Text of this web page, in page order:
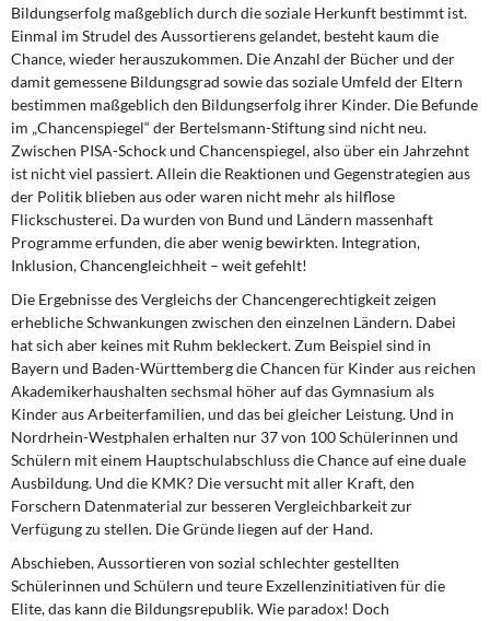
DIE LINKE
Weitere Themen
Memo-Gruppe
Institut Solidarische Moderne
Rosa-Luxemburg-Stiftung
Kontakt
Bildungserfolg maßgeblich durch die soziale Herkunft bestimmt ist.
Einmal im Strudel des Aussortierens gelandet, besteht kaum die
Chance, wieder herauszukommen. Die Anzahl der Bücher und der
damit gemessene Bildungsgrad sowie das soziale Umfeld der Eltern
bestimmen maßgeblich den Bildungserfolg ihrer Kinder. Die Befunde
im „Chancenspiegel“ der Bertelsmann-Stiftung sind nicht neu.
Zwischen PISA-Schock und Chancenspiegel, also über ein Jahrzehnt
ist nicht viel passiert. Allein die Reaktionen und Gegenstrategien aus
der Politik blieben aus oder waren nicht mehr als hilflose
Flickschusterei. Da wurden von Bund und Ländern massenhaft
Programme erfunden, die aber wenig bewirkten. Integration,
Inklusion, Chancengleichheit – weit gefehlt!
Die Ergebnisse des Vergleichs der Chancengerechtigkeit zeigen
erhebliche Schwankungen zwischen den einzelnen Ländern. Dabei
hat sich aber keines mit Ruhm bekleckert. Zum Beispiel sind in
Bayern und Baden-Württemberg die Chancen für Kinder aus reichen
Akademikerhaushalten sechsmal höher auf das Gymnasium als
Kinder aus Arbeiterfamilien, und das bei gleicher Leistung. Und in
Nordrhein-Westphalen erhalten nur 37 von 100 Schülerinnen und
Schülern mit einem Hauptschulabschluss die Chance auf eine duale
Ausbildung. Und die KMK? Die versucht mit aller Kraft, den
Forschern Datenmaterial zur besseren Vergleichbarkeit zur
Verfügung zu stellen. Die Gründe liegen auf der Hand.
Abschieben, Aussortieren von sozial schlechter gestellten
Schülerinnen und Schülern und teure Exzellenzinitiativen für die
Elite, das kann die Bildungsrepublik. Wie paradox! Doch